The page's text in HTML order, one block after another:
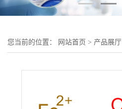
您当前的位置： 网站首页 > 产品展厅